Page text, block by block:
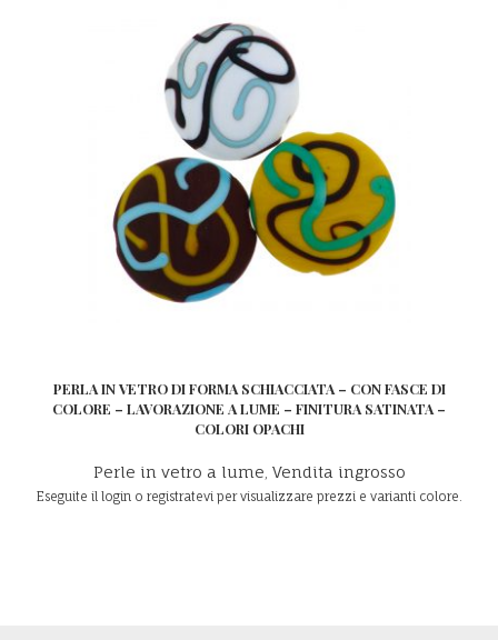
PERLA IN VETRO DI FORMA SCHIACCIATA – CON FASCE DI
COLORE – LAVORAZIONE A LUME – FINITURA SATINATA –
COLORI OPACHI
Perle in vetro a lume Vendita ingrosso
Eseguite il login o registratevi per visualizzare prezzi e varianti colore.